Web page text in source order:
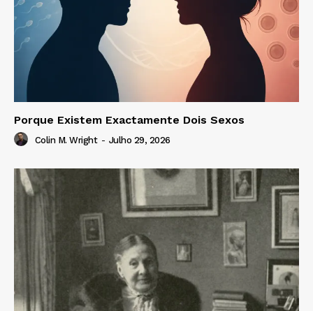
Porque Existem Exactamente Dois Sexos
Colin M. Wright - Julho 29, 2026